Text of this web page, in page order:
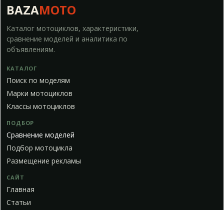
BAZAMOTO
Каталог мотоциклов, характеристики,
сравнение моделей и аналитика по
объявлениям.
КАТАЛОГ
Поиск по моделям
Марки мотоциклов
Классы мотоциклов
ПОДБОР
Сравнение моделей
Подбор мотоцикла
Размещение рекламы
САЙТ
Главная
Статьи